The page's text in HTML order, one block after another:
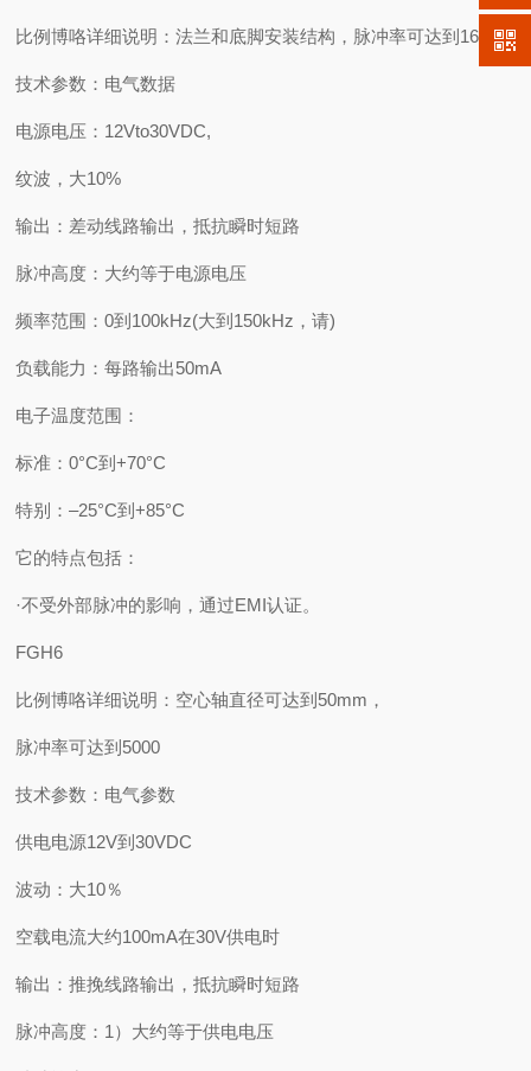
比例博咯详细说明：法兰和底脚安装结构，脉冲率可达到16348
技术参数：电气数据
电源电压：12Vto30VDC,
纹波，大10%
输出：差动线路输出，抵抗瞬时短路
脉冲高度：大约等于电源电压
频率范围：0到100kHz(大到150kHz，请)
负载能力：每路输出50mA
电子温度范围：
标准：0°C到+70°C
特别：–25°C到+85°C
它的特点包括：
·不受外部脉冲的影响，通过EMI认证。
FGH6
比例博咯详细说明：空心轴直径可达到50mm，
脉冲率可达到5000
技术参数：电气参数
供电电源12V到30VDC
波动：大10％
空载电流大约100mA在30V供电时
输出：推挽线路输出，抵抗瞬时短路
脉冲高度：1）大约等于供电电压